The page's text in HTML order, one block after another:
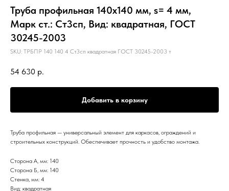
Труба профильная 140х140 мм, s= 4 мм,
Марк ст.: Ст3сп, Вид: квадратная, ГОСТ
30245-2003
SKU: ТРБПР 140 140 4 Ст3сп квадратная ГОСТ 30245-2003 т
54 630 р.
Добавить в корзину
Труба профильная — универсальный элемент для каркасов, ограждений и
строительных конструкций. Обеспечивает прочность и удобство монтажа.
Сторона А, мм: 140
Сторона Б, мм: 140
Стенка, мм: 4
Вид: квадратная